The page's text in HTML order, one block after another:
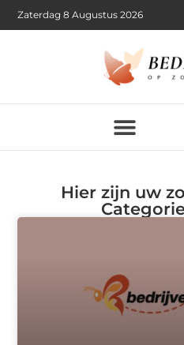
Zaterdag 8 Augustus 2026
Hier zijn uw